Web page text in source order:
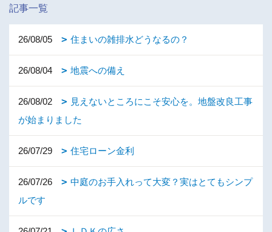
記事一覧
26/08/05 住まいの雑排水どうなるの？
26/08/04 地震への備え
26/08/02
見えないところにこそ安心を。地盤改良工事
が始まりました
26/07/29 住宅ローン金利
26/07/26
中庭のお手入れって大変？実はとてもシンプ
ルです